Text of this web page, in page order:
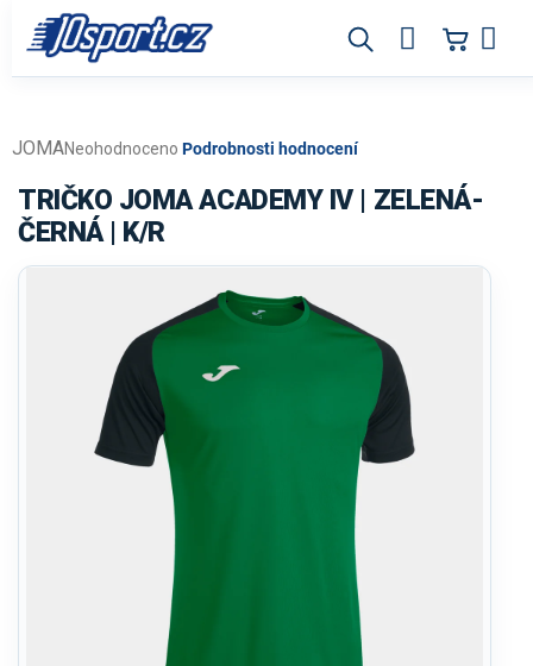
obsah
Průměrné
produktu
je
0,0
Neohodnoceno Podrobnosti hodnocení
JOMA
TRIČKO JOMA ACADEMY IV | ZELENÁ-
ČERNÁ | K/R